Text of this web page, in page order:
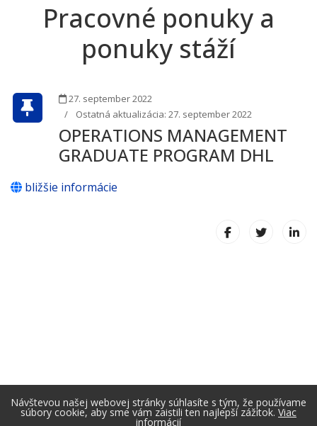
Pracovné ponuky a
ponuky stáží
27. september 2022
Ostatná aktualizácia: 27. september 2022
OPERATIONS MANAGEMENT
GRADUATE PROGRAM DHL
bližšie informácie
Návštevou našej webovej stránky súhlasíte s tým, že používame
súbory cookie, aby sme vám zaistili ten najlepší zážitok. Viac
informácií